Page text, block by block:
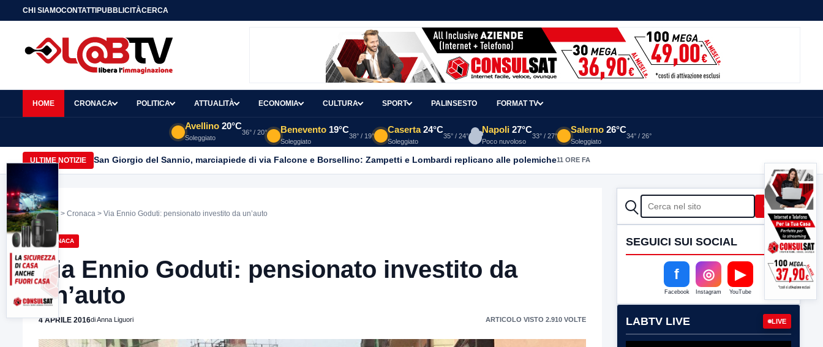
CHI SIAMOCONTATTIPUBBLICITÀCERCA
HOME CRONACA POLITICA ATTUALITÀ ECONOMIA CULTURA SPORT PALINSESTO FORMAT TV
Avellino 20°C
Soleggiato
36° / 20° Benevento 19°C
Soleggiato
38° / 19°
Caserta 24°C
Soleggiato
35° / 24°
Napoli 27°C
Poco nuvoloso
33° / 27°
Salerno 26°C
Soleggiato
34° / 26°
ULTIME NOTIZIE San Giorgio del Sannio, marciapiede di via Falcone e Borsellino: Zampetti e Lombardi replicano alle polemiche11 ORE FA
Home > Cronaca > Via Ennio Goduti: pensionato investito da un’auto
CRONACA
Via Ennio Goduti: pensionato investito da
un’auto
4 APRILE 2016di Anna Liguori ARTICOLO VISTO 2.910 VOLTE
CERCA Cerca
SEGUICI SUI SOCIAL
f
Facebook
◎
Instagram
▶
YouTube
LABTV LIVE LIVE